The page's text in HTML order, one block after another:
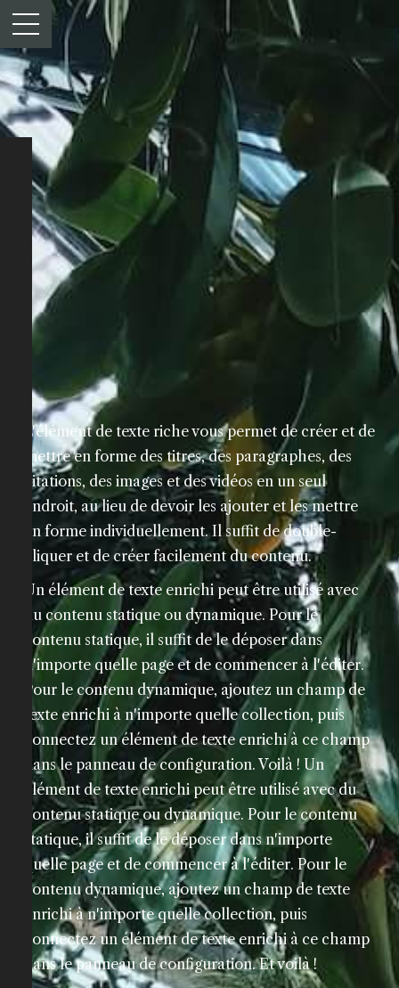
L'élément de texte riche vous permet de créer et de
mettre en forme des titres, des paragraphes, des
citations, des images et des vidéos en un seul
endroit, au lieu de devoir les ajouter et les mettre
en forme individuellement. Il suffit de double-
cliquer et de créer facilement du contenu.
Un élément de texte enrichi peut être utilisé avec
du contenu statique ou dynamique. Pour le
contenu statique, il suffit de le déposer dans
n'importe quelle page et de commencer à l'éditer.
Pour le contenu dynamique, ajoutez un champ de
texte enrichi à n'importe quelle collection, puis
connectez un élément de texte enrichi à ce champ
dans le panneau de configuration. Voilà ! Un
élément de texte enrichi peut être utilisé avec du
contenu statique ou dynamique. Pour le contenu
statique, il suffit de le déposer dans n'importe
quelle page et de commencer à l'éditer. Pour le
contenu dynamique, ajoutez un champ de texte
enrichi à n'importe quelle collection, puis
connectez un élément de texte enrichi à ce champ
dans le panneau de configuration. Et voilà !